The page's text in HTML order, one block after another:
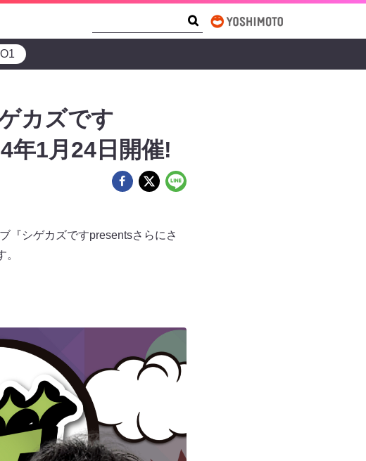
カズです
年1月24日開催!
『シゲカズですpresentsさらにさ